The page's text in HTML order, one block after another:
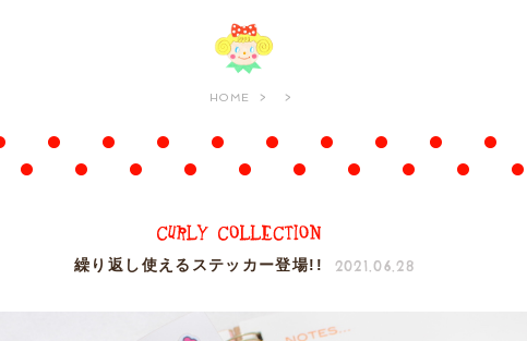
HOME
繰り返し使えるステッカー登場!! 2021.06.28